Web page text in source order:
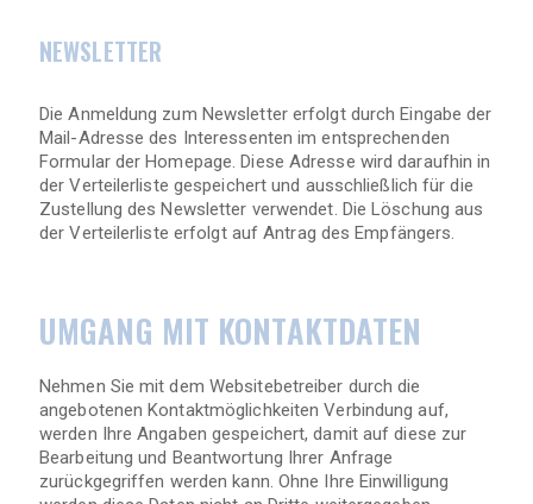
NEWSLETTER
Die Anmeldung zum Newsletter erfolgt durch Eingabe der
Mail-Adresse des Interessenten im entsprechenden
Formular der Homepage. Diese Adresse wird daraufhin in
der Verteilerliste gespeichert und ausschließlich für die
Zustellung des Newsletter verwendet. Die Löschung aus
der Verteilerliste erfolgt auf Antrag des Empfängers.
UMGANG MIT KONTAKTDATEN
Nehmen Sie mit dem Websitebetreiber durch die
angebotenen Kontaktmöglichkeiten Verbindung auf,
werden Ihre Angaben gespeichert, damit auf diese zur
Bearbeitung und Beantwortung Ihrer Anfrage
zurückgegriffen werden kann. Ohne Ihre Einwilligung